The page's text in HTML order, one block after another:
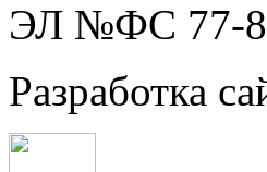
ЭЛ №ФС 77-
Разработка